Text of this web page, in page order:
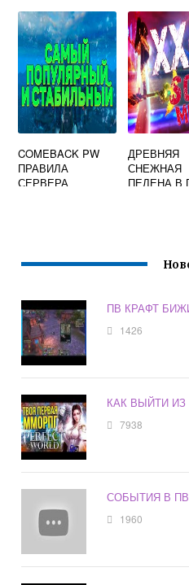
COMEBACK PW
ПРАВИЛА
СЕРВЕРА
ДРЕВНЯЯ
СНЕЖНАЯ
ПЕЛЕНА В
ПВ КРАФТ
1426
КАК ВЫЙТИ
7938
СОБЫТИЯ В
1960